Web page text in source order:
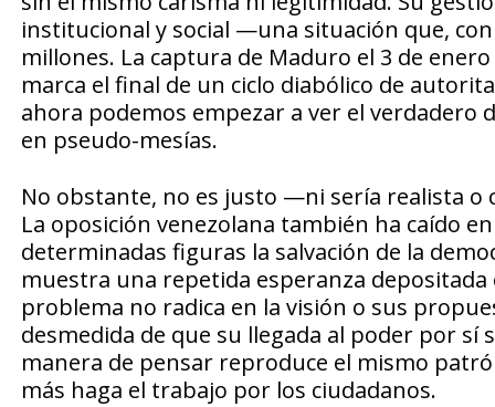
institucional y social —una situación que,
millones. La captura de Maduro el 3 de
marca el final de un ciclo diabólico de
ahora podemos empezar a ver el verdadero
en pseudo-mesías.
No obstante, no es justo —ni sería realista
La oposición venezolana también ha caído
determinadas figuras la salvación de la
muestra una repetida esperanza
problema no radica en la visión o sus
desmedida de que su llegada al poder por
manera de pensar reproduce el mismo
más haga el trabajo por los ciudadanos.